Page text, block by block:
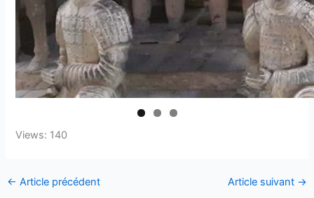
Views: 140
← Article précédent Article suivant →